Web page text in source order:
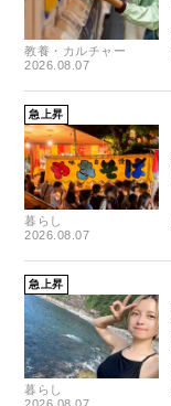
教養・カルチャー
2026.08.07
急上昇
暮らし
2026.08.07
急上昇
暮らし